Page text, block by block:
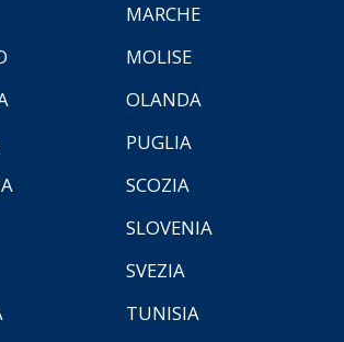
MARCHE
MOLISE
OLANDA
PUGLIA
SCOZIA
SLOVENIA
SVEZIA
TUNISIA